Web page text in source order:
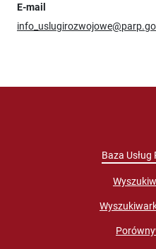
E-mail
Baza